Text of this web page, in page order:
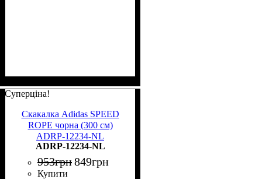
Суперціна!
Скакалка Adidas SPEED
ROPE чорна (300 см)
ADRP-12234-NL
ADRP-12234-NL
953грн849грн
Купити